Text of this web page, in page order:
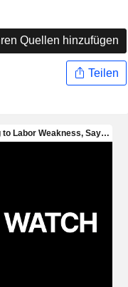
Quellen hinzufügen
Teilen